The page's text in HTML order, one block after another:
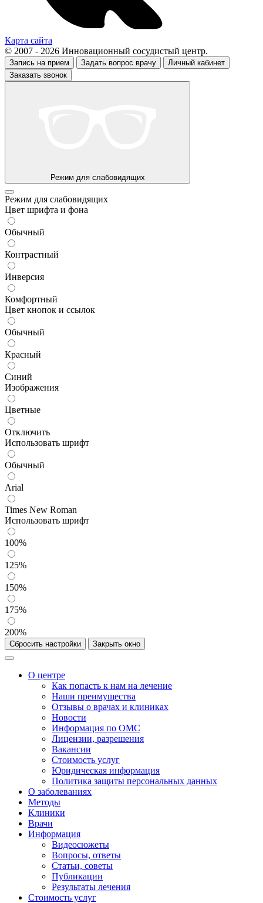
Карта сайта
© 2007 - 2026 Инновационный сосудистый центр.
Запись на прием Задать вопрос врачу
Личный кабинет
Заказать звонок
Режим для слабовидящих
Режим для слабовидящих
Цвет шрифта и фона
Обычный
Контрастный
Инверсия
Комфортный
Цвет кнопок и ссылок
Обычный
Красный
Синий
Изображения
Цветные
Отключить
Использовать шрифт
Обычный
Arial
Times New Roman
Использовать шрифт
100%
125%
150%
175%
200%
Сбросить настройки Закрыть окно
О центре
Как попасть к нам на лечение
Наши преимущества
Отзывы о врачах и клиниках
Новости
Информация по ОМС
Лицензии, разрешения
Вакансии
Стоимость услуг
Юридическая информация
Политика защиты персональных данных
О заболеваниях
Методы
Клиники
Врачи
Информация
Видеосюжеты
Вопросы, ответы
Статьи, советы
Публикации
Результаты лечения
Стоимость услуг